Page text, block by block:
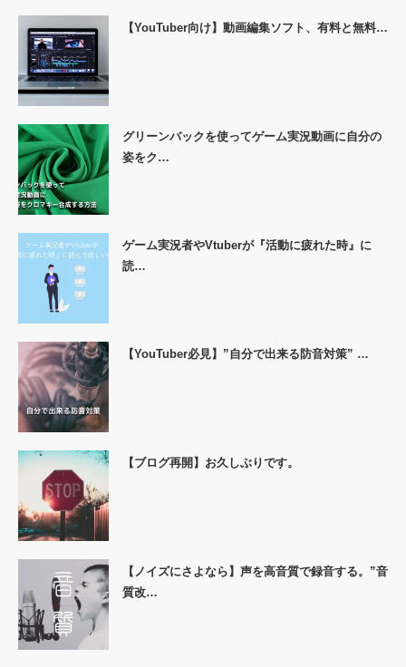
【YouTuber向け】動画編集ソフト、有料と無料…
グリーンバックを使ってゲーム実況動画に自分の
姿をク…
ゲーム実況者やVtuberが『活動に疲れた時』に
読…
【YouTuber必見】”自分で出来る防音対策” …
【ブログ再開】お久しぶりです。
【ノイズにさよなら】声を高音質で録音する。”音
質改…